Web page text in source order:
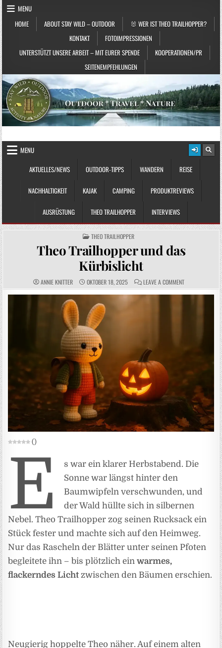
Skip to content
MENU
HOME
ABOUT STAY WILD – OUTDOOR
🐰 WER IST THEO TRAILHOPPER?
KONTAKT
FOTOIMPRESSIONEN
UNTERSTÜTZT UNSERE ARBEIT – MIT EURER SPENDE
KOOPERATIONEN/PR
SEITENEMPFEHLUNGEN
STAY WILD – OUTDOOR
MENU
AKTUELLES/NEWS
OUTDOOR-TIPPS WANDERN REISE
NACHHALTIGKEIT KAJAK CAMPING PRODUKTREVIEWS
AUSRÜSTUNG THEO TRAILHOPPER INTERVIEWS
POSTED IN
THEO TRAILHOPPER
Theo Trailhopper und das
Kürbislicht
AUTHOR:
ANNIE KNITTER PUBLISHED DATE:
OKTOBER 18, 2025 COMMENTS:
LEAVE A COMMENTON THEO
()
E
s war ein klarer Herbstabend. Die
Sonne war längst hinter den
Baumwipfeln verschwunden, und
der Wald hüllte sich in silbernen
Nebel. Theo Trailhopper zog seinen Rucksack ein
Stück fester und machte sich auf den Heimweg.
Nur das Rascheln der Blätter unter seinen Pfoten
begleitete ihn – bis plötzlich einwarmes,
flackerndes Licht zwischen den Bäumen erschien.
Neugierig hoppelte Theo näher. Auf einem alten